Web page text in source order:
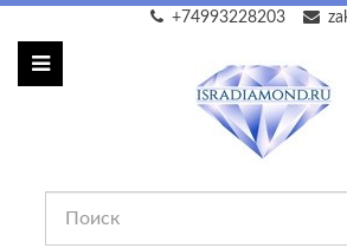
+74993228203